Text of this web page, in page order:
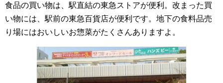
食品の買い物は、駅直結の東急ストアが便利。改まった買
い物には、駅前の東急百貨店が便利です。地下の食料品売
り場にはおいしいお惣菜がたくさんありますよ。